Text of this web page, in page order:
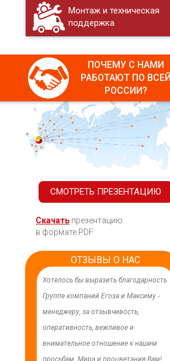
Монтаж и техническая
поддержка
ПОЧЕМУ С НАМИ
РАБОТАЮТ ПО ВСЕЙ
РОССИИ?
СМОТРЕТЬ ПРЕЗЕНТАЦИЮ
Скачать презентацию
в формате PDF
ОТЗЫВЫ О НАС
Хотелось бы выразить благодарность
Группе компаний Егоза и Максиму -
менеджеру, за отзывчивость,
оперативность, вежливое и
внимательное отношение к нашим